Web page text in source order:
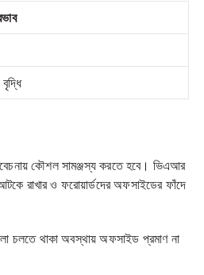
কৌশল সামঞ্জস্য করতে হবে। ভিএআর
রাখার ও ফরোয়ার্ডদের অফসাইডের ফাঁদে
চলতে থাকা অবস্থায় অফসাইড প্রমাণ না